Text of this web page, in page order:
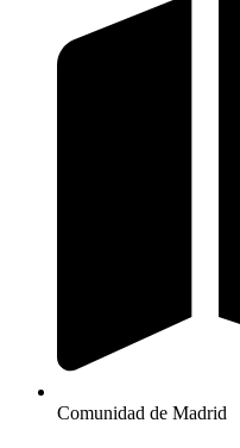
Comunidad de Madrid